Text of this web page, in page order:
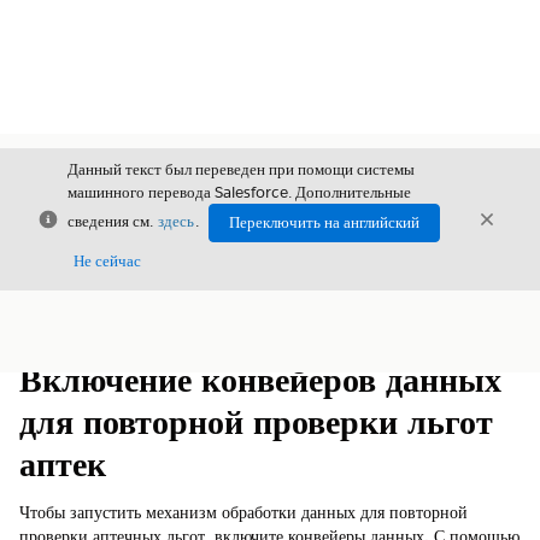
Закрыть
Данный текст был переведен при помощи системы
машинного перевода Salesforce. Дополнительные
сведения см. здесь.
Переключить на английский
Не сейчас
Включение конвейеров данных
для повторной проверки льгот
аптек
Чтобы запустить механизм обработки данных для повторной